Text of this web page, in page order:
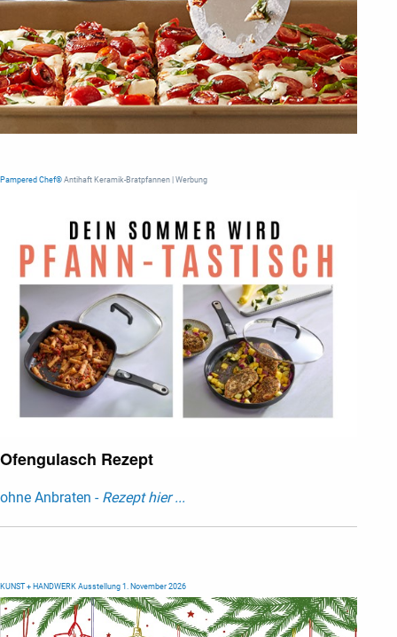
Pampered Chef® Antihaft Keramik-Bratpfannen | Werbung
Ofengulasch Rezept
ohne Anbraten - Rezept hier ...
KUNST + HANDWERK Ausstellung 1. November 2026